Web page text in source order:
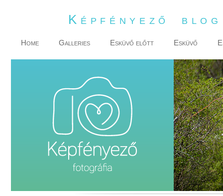
Képfényező
Home Galleries Esküvő előtt Esküvő